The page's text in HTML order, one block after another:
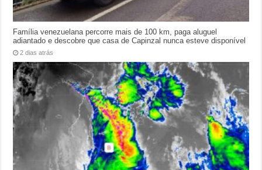
Família venezuelana percorre mais de 100 km, paga aluguel
adiantado e descobre que casa de Capinzal nunca esteve disponível
2 dias atrás